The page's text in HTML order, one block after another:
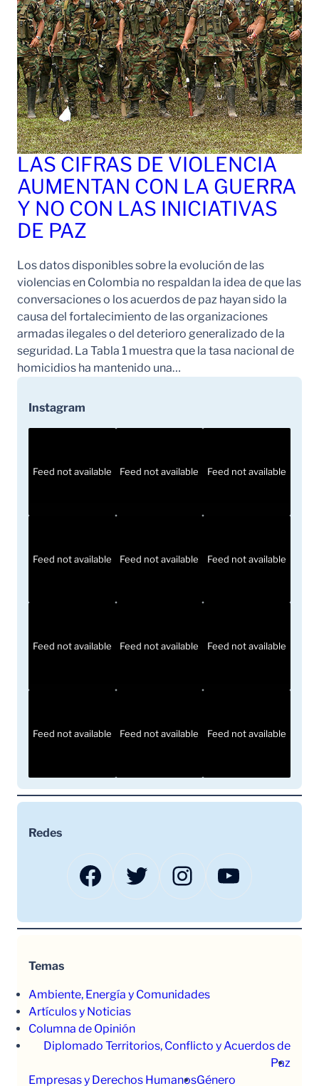
LAS CIFRAS DE VIOLENCIA
AUMENTAN CON LA GUERRA
Y NO CON LAS INICIATIVAS
DE PAZ
Los datos disponibles sobre la evolución de las
violencias en Colombia no respaldan la idea de que las
conversaciones o los acuerdos de paz hayan sido la
causa del fortalecimiento de las organizaciones
armadas ilegales o del deterioro generalizado de la
seguridad. La Tabla 1 muestra que la tasa nacional de
homicidios ha mantenido una…
Instagram
Feed not available Feed not available Feed not available
Feed not available Feed not available Feed not available
Feed not available Feed not available Feed not available
Feed not available Feed not available Feed not available
Redes
Facebook Twitter Instagram YouTube
Temas
Ambiente, Energía y Comunidades
Artículos y Noticias
Columna de Opinión
Diplomado Territorios, Conflicto y Acuerdos de
Paz
Empresas y Derechos HumanosGénero